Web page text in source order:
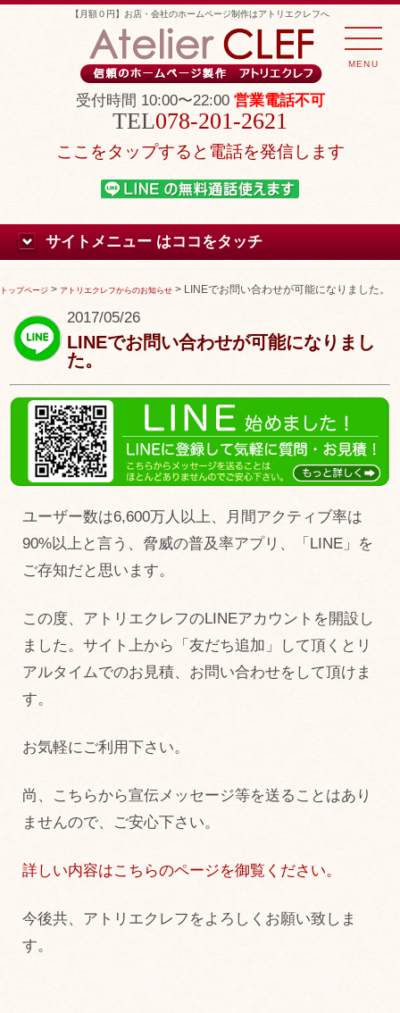
【月額０円】お店・会社のホームページ制作はアトリエクレフへ
受付時間 10:00〜22:00 営業電話不可
078-201-2621
ここをタップすると電話を発信します
サイトメニュー はココをタッチ
トップページ > アトリエクレフからのお知らせ > LINEでお問い合わせが可能になりました。
2017/05/26
LINEでお問い合わせが可能になりまし
た。
ユーザー数は6,600万人以上、月間アクティブ率は
90%以上と言う、脅威の普及率アプリ、「LINE」を
ご存知だと思います。
この度、アトリエクレフのLINEアカウントを開設し
ました。サイト上から「友だち追加」して頂くとリ
アルタイムでのお見積、お問い合わせをして頂けま
す。
お気軽にご利用下さい。
尚、こちらから宣伝メッセージ等を送ることはあり
ませんので、ご安心下さい。
詳しい内容はこちらのページを御覧ください。
今後共、アトリエクレフをよろしくお願い致しま
す。
MENU